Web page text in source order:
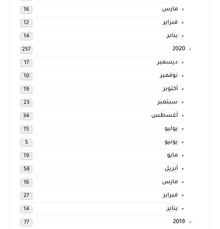
مارس 16
فبراير 12
يناير 14
2020
257
ديسمبر 17
نوفمبر 10
أكتوبر 19
سبتمبر 23
أغسطس 34
يوليو 15
يونيو 5
مايو 19
أبريل 58
مارس 16
فبراير 27
يناير 14
2019
77